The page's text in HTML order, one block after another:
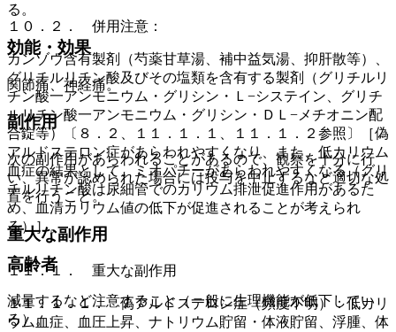
１０．２． 併用注意：
カンゾウ含有製剤（芍薬甘草湯、補中益気湯、抑肝散等）、
グリチルリチン酸及びその塩類を含有する製剤（グリチルリ
チン酸一アンモニウム・グリシン・Ｌ−システイン、グリチ
ルリチン酸一アンモニウム・グリシン・ＤＬ−メチオニン配
合錠等）〔８．２、１１．１．１、１１．１．２参照〕［偽
アルドステロン症があらわれやすくなり、また、低カリウム
血症の結果として、ミオパチーがあらわれやすくなる（グリ
チルリチン酸は尿細管でのカリウム排泄促進作用があるた
め、血清カリウム値の低下が促進されることが考えられ
る）］。
高齢者
減量するなど注意すること（一般に生理機能が低下してい
る）。
る。
効能・効果
関節痛、神経痛。
副作用
次の副作用があらわれることがあるので、観察を十分に行
い、異常が認められた場合には投与を中止するなど適切な処
置を行うこと。
重大な副作用
１１．１． 重大な副作用
１１．１．１． 偽アルドステロン症（頻度不明）：低カリ
ウム血症、血圧上昇、ナトリウム貯留・体液貯留、浮腫、体